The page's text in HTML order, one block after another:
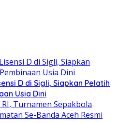
D di Sigli, Siapkan Pelatih
Usia Dini